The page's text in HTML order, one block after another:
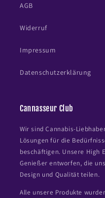
AGB
Widerruf
Impressum
Datenschutzerklärung
Cannasseur Club
Wir sind Cannabis-
Lösungen für die
beschäftigen. Unsere High
Genießer entworfen, die
Design und Qualität teilen.
Alle unsere Produkte